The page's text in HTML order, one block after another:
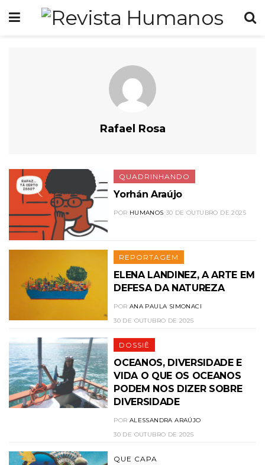
Rafael Rosa
QUADRINHANDO
Yorhán Araújo
POR HUMANOS 30 DE OUTUBRO DE 2025
REPORTAGEM
ELENA LANDINEZ, A ARTE EM
DEFESA DA NATUREZA
POR ANA PAULA SIMONACI
30 DE OUTUBRO DE 2025
DOSSIÊ
OCEANOS, DIVERSIDADE E
VIDA O QUE OS OCEANOS
PODEM NOS DIZER SOBRE
DIVERSIDADE
POR ALESSANDRA ARAÚJO
30 DE OUTUBRO DE 2025
QUE CAPA